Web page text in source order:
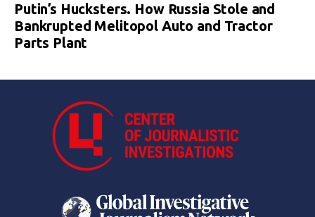
Putin’s Hucksters. How Russia Stole and
Bankrupted Melitopol Auto and Tractor
Parts Plant